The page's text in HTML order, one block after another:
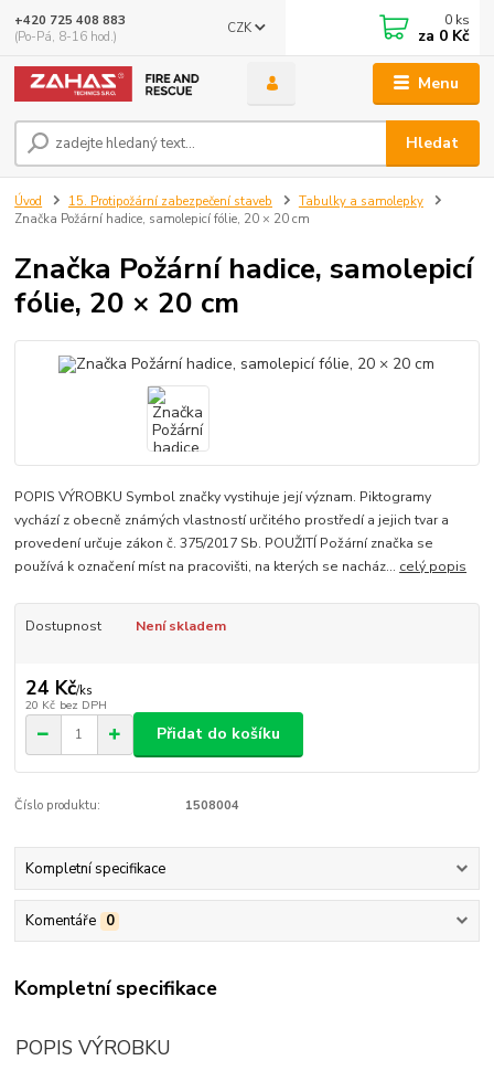
Menu
CZK
Hledat
+420 725 408 883
(Po-Pá, 8-16 hod.)
0 ks
za 0 Kč
Úvod 15. Protipožární zabezpečení staveb
Tabulky a samolepky
Značka Požární hadice, samolepicí fólie, 20 × 20 cm
Značka Požární hadice, samolepicí
fólie, 20 × 20 cm
POPIS VÝROBKU Symbol značky vystihuje její význam. Piktogramy
vychází z obecně známých vlastností určitého prostředí a jejich tvar a
provedení určuje zákon č. 375/2017 Sb. POUŽITÍ Požární značka se
používá k označení míst na pracovišti, na kterých se nacház... celý popis
Dostupnost Není skladem
24 Kč/ks
20 Kč bez DPH
Přidat do košíku
Číslo produktu: 1508004
Kompletní specifikace
Komentáře 0
Kompletní specifikace
POPIS VÝROBKU